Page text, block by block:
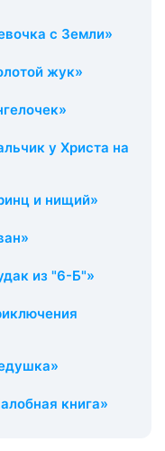
с Земли»
жук»
у Христа на
и нищий»
из "6-Б"»
книга»